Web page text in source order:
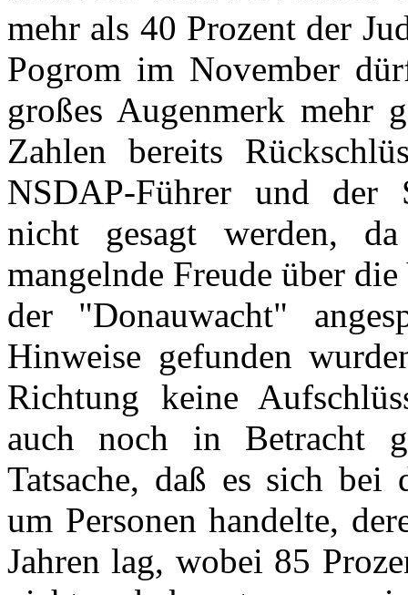
mehr als 40 Prozent der
Pogrom im November
großes Augenmerk mehr
Zahlen bereits
NSDAP-Führer und der
nicht gesagt werden,
mangelnde Freude über
der "Donauwacht"
Hinweise gefunden
Richtung keine
auch noch in Betracht
Tatsache, daß es sich bei
um Personen handelte,
Jahren lag, wobei 85